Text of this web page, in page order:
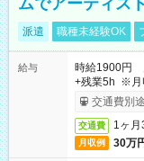
ムでアーティス
派遣 職種未経験OK
給与
時給1900円
+残業5h ※月
取りサービス
交通費別
交通費 1ヶ
月収例 30万